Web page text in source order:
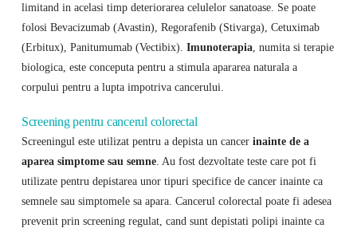
limitand in acelasi timp deteriorarea celulelor sanatoase. Se poate
folosi Bevacizumab (Avastin), Regorafenib (Stivarga), Cetuximab
(Erbitux), Panitumumab (Vectibix). Imunoterapia, numita si terapie
biologica, este conceputa pentru a stimula apararea naturala a
corpului pentru a lupta impotriva cancerului.
Screening pentru cancerul colorectal
Screeningul este utilizat pentru a depista un cancerinainte de a
aparea simptome sau semne. Au fost dezvoltate teste care pot fi
utilizate pentru depistarea unor tipuri specifice de cancer inainte ca
semnele sau simptomele sa apara. Cancerul colorectal poate fi adesea
prevenit prin screening regulat, cand sunt depistati polipi inainte ca